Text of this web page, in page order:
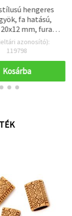
hengeres
fa hatású,
mm, furat
- 50 g (~25 db)
azonosító):
119798
Kosárba